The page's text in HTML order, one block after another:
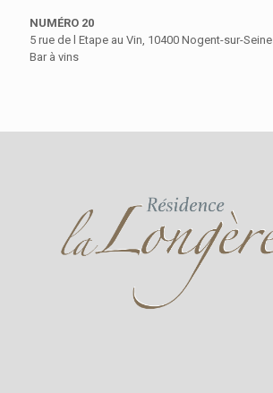
NUMÉRO 20
5 rue de l Etape au Vin, 10400 Nogent-sur-Seine
Bar à vins